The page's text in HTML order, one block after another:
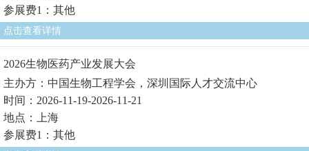
参展费1：其他
点击查看详情
2026生物医药产业发展大会
主办方：中国生物工程学会，深圳国际人才交流中心
时间：2026-11-19-2026-11-21
地点：上海
参展费1：其他